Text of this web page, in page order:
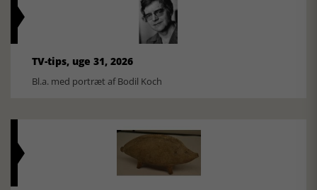
TV-tips, uge 31, 2026
Bl.a. med portræt af Bodil Koch